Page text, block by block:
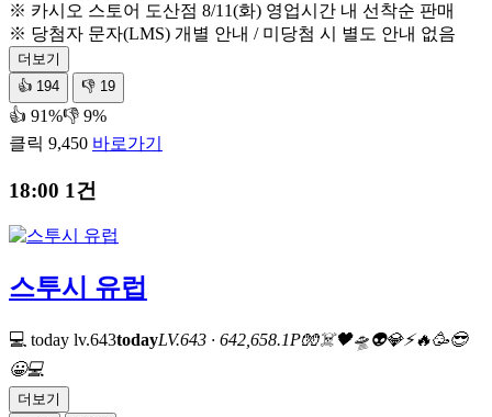
※ 카시오 스토어 도산점 8/11(화) 영업시간 내 선착순 판매
※ 당첨자 문자(LMS) 개별 안내 / 미당첨 시 별도 안내 없음
더보기
👍 194 👎 19
👍 91%👎 9%
클릭 9,450 바로가기
18:00 1건
스투시 유럽
💻 today lv.643todayLV.643 · 642,658.1P🧤☠️🖤🛸👽💎⚡🔥🥳😎
😀💻
더보기